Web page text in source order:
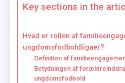
Key sections in the
Hvad er rollen af
ungdomsfodboldligaer?
Definition af
Betydningen af
ungdomsfodbold